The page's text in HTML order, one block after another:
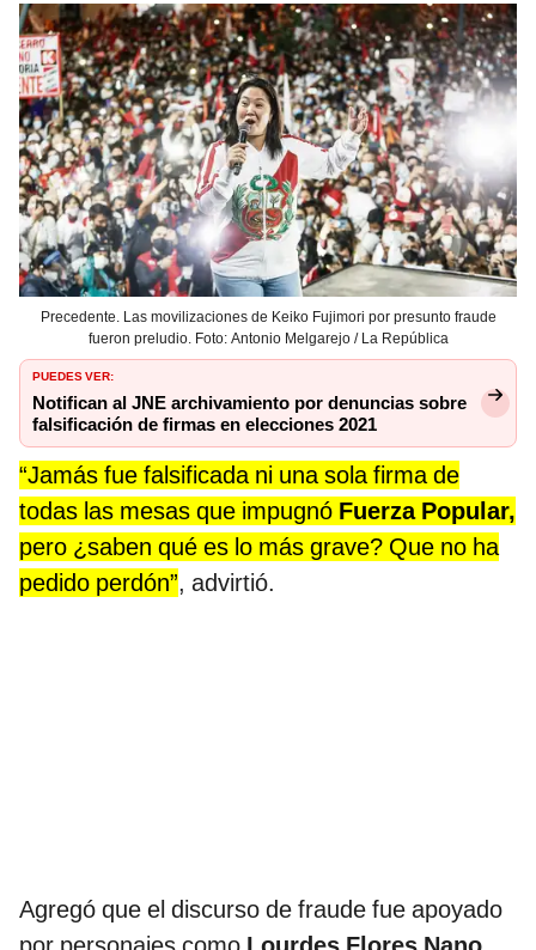
Precedente. Las movilizaciones de Keiko Fujimori por presunto fraude
fueron preludio. Foto: Antonio Melgarejo / La República
PUEDES VER:
Notifican al JNE archivamiento por denuncias sobre
falsificación de firmas en elecciones 2021
“Jamás fue falsificada ni una sola firma de
todas las mesas que impugnó Fuerza Popular,
pero ¿saben qué es lo más grave? Que no ha
pedido perdón”, advirtió.
Agregó que el discurso de fraude fue apoyado